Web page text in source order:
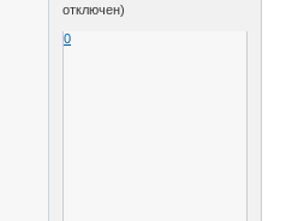
отключен)
0